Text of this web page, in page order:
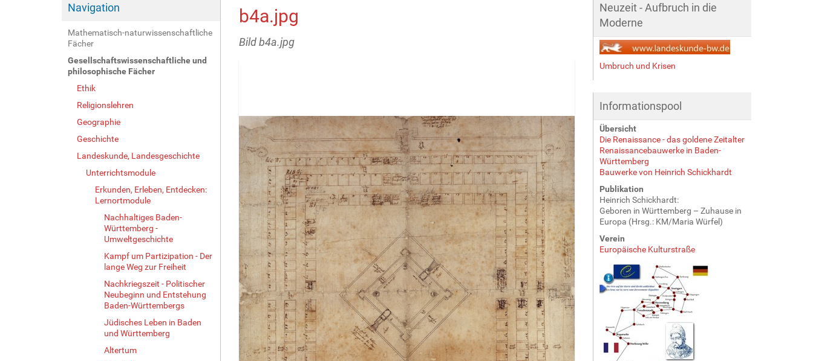
Navigation
Mathematisch-naturwissenschaftliche
Fächer
Gesellschaftswissenschaftliche und
philosophische Fächer
Ethik
Religionslehren
Geographie
Geschichte
Landeskunde, Landesgeschichte
Unterrichtsmodule
Erkunden, Erleben, Entdecken:
Lernortmodule
Nachhaltiges Baden-
Württemberg -
Umweltgeschichte
Kampf um Partizipation - Der
lange Weg zur Freiheit
Nachkriegszeit - Politischer
Neubeginn und Entstehung
Baden-Württembergs
Jüdisches Leben in Baden
und Württemberg
Altertum
b4a.jpg
Bild b4a.jpg
Neuzeit - Aufbruch in die
Moderne
Umbruch und Krisen
Informationspool
Übersicht
Die Renaissance - das goldene Zeitalter
Renaissancebauwerke in Baden-
Württemberg
Bauwerke von Heinrich Schickhardt
Publikation
Heinrich Schickhardt:
Geboren in Württemberg – Zuhause in
Europa (Hrsg.: KM/Maria Würfel)
Verein
Europäische Kulturstraße